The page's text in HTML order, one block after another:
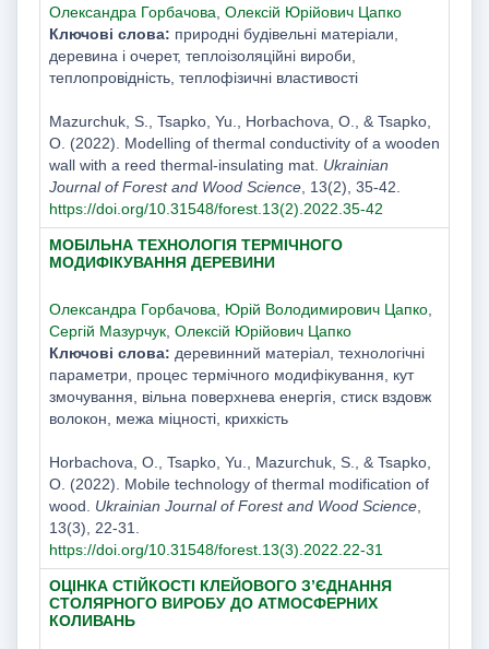
Олександра Горбачова Олексій Юрійович Цапко
Ключові слова: природні будівельні матеріали,
деревина і очерет, теплоізоляційні вироби,
теплопровідність, теплофізичні властивості
Mazurchuk, S., Tsapko, Yu., Horbachova, O., & Tsapko,
O. (2022). Modelling of thermal conductivity of a wooden
wall with a reed thermal-insulating mat. Ukrainian
Journal of Forest and Wood Science, 13(2), 35-42.
https://doi.org/10.31548/forest.13(2).2022.35-42
МОБІЛЬНА ТЕХНОЛОГІЯ ТЕРМІЧНОГО
МОДИФІКУВАННЯ ДЕРЕВИНИ
Олександра Горбачова Юрій Володимирович Цапко,
Сергій Мазурчук, Олексій Юрійович Цапко
Ключові слова: деревинний матеріал, технологічні
параметри, процес термічного модифікування, кут
змочування, вільна поверхнева енергія, стиск вздовж
волокон, межа міцності, крихкість
Horbachova, O., Tsapko, Yu., Mazurchuk, S., & Tsapko,
O. (2022). Mobile technology of thermal modification of
wood. Ukrainian Journal of Forest and Wood Science,
13(3), 22-31.
https://doi.org/10.31548/forest.13(3).2022.22-31
ОЦІНКА СТІЙКОСТІ КЛЕЙОВОГО З’ЄДНАННЯ
СТОЛЯРНОГО ВИРОБУ ДО АТМОСФЕРНИХ
КОЛИВАНЬ